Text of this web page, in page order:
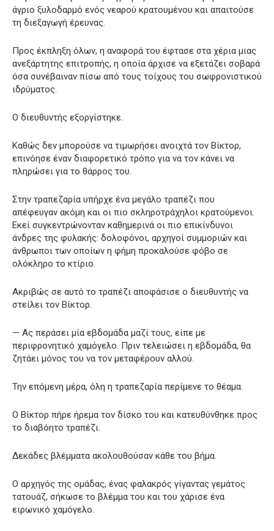
άγριο ξυλοδαρμό ενός νεαρού κρατουμένου και απαιτούσε
τη διεξαγωγή έρευνας.
Προς έκπληξη όλων, η αναφορά του έφτασε στα χέρια μιας
ανεξάρτητης επιτροπής, η οποία άρχισε να εξετάζει σοβαρά
όσα συνέβαιναν πίσω από τους τοίχους του σωφρονιστικού
ιδρύματος.
Ο διευθυντής εξοργίστηκε.
Καθώς δεν μπορούσε να τιμωρήσει ανοιχτά τον Βίκτορ,
επινόησε έναν διαφορετικό τρόπο για να τον κάνει να
πληρώσει για το θάρρος του.
Στην τραπεζαρία υπήρχε ένα μεγάλο τραπέζι που
απέφευγαν ακόμη και οι πιο σκληροτράχηλοι κρατούμενοι.
Εκεί συγκεντρώνονταν καθημερινά οι πιο επικίνδυνοι
άνδρες της φυλακής: δολοφόνοι, αρχηγοί συμμοριών και
άνθρωποι των οποίων η φήμη προκαλούσε φόβο σε
ολόκληρο το κτίριο.
Ακριβώς σε αυτό το τραπέζι αποφάσισε ο διευθυντής να
στείλει τον Βίκτορ.
— Ας περάσει μία εβδομάδα μαζί τους, είπε με
περιφρονητικό χαμόγελο. Πριν τελειώσει η εβδομάδα, θα
ζητάει μόνος του να τον μεταφέρουν αλλού.
Την επόμενη μέρα, όλη η τραπεζαρία περίμενε το θέαμα.
Ο Βίκτορ πήρε ήρεμα τον δίσκο του και κατευθύνθηκε προς
το διαβόητο τραπέζι.
Δεκάδες βλέμματα ακολουθούσαν κάθε του βήμα.
Ο αρχηγός της ομάδας, ένας φαλακρός γίγαντας γεμάτος
τατουάζ, σήκωσε το βλέμμα του και του χάρισε ένα
ειρωνικό χαμόγελο.